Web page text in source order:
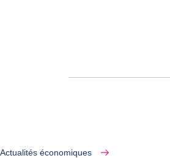
Actualités économiques